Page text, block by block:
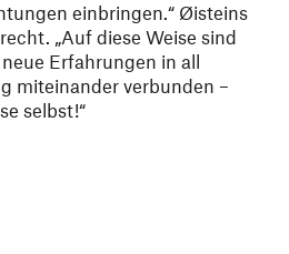
einbringen.“ Øisteins
„Auf diese Weise sind
Erfahrungen in all
miteinander verbunden –
selbst!“